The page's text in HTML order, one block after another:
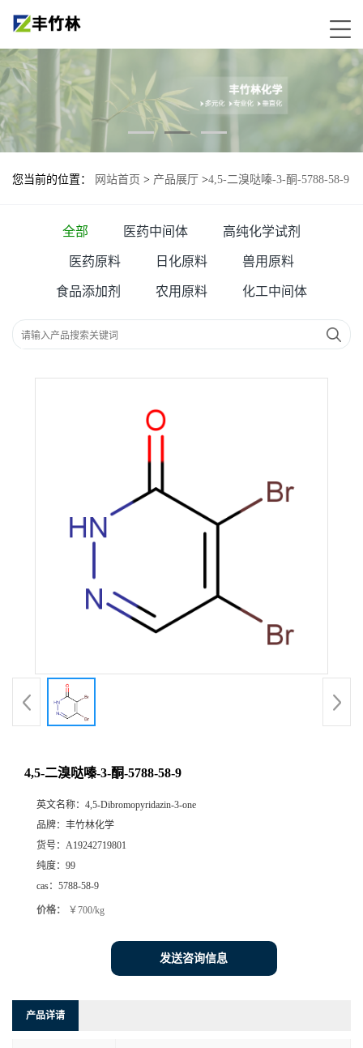
您当前的位置： 网站首页 > 产品展厅 >4,5-二溴哒嗪-3-酮-5788-58-9
全部 医药中间体 高纯化学试剂
医药原料 日化原料 兽用原料
食品添加剂 农用原料 化工中间体
4,5-二溴哒嗪-3-酮-5788-58-9
英文名称： 4,5-Dibromopyridazin-3-one
品牌： 丰竹林化学
货号： A19242719801
纯度： 99
cas： 5788-58-9
价格： ￥700/kg
发送咨询信息
产品详请